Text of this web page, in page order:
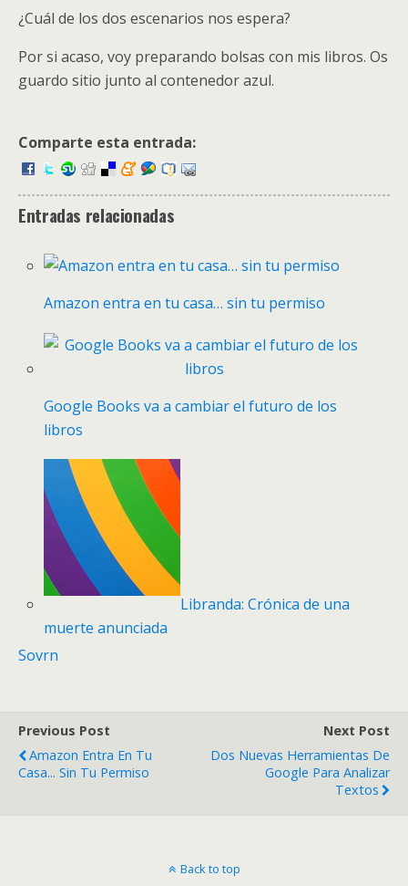
¿Cuál de los dos escenarios nos espera?
Por si acaso, voy preparando bolsas con mis libros. Os
guardo sitio junto al contenedor azul.
Comparte esta entrada:
Entradas relacionadas
Amazon entra en tu casa… sin tu permiso
Google Books va a cambiar el futuro de los
libros
Libranda: Crónica de una
muerte anunciada
Sovrn
Previous Post
Amazon Entra En Tu
Casa... Sin Tu Permiso
Next Post
Dos Nuevas Herramientas De
Google Para Analizar
Textos
Back to top